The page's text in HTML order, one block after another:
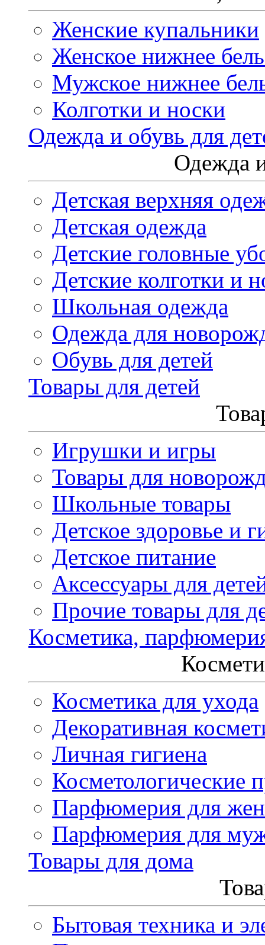
Женские купальники
Женское нижнее
Мужское нижнее
Колготки и носки
Одежда и обувь для
Одежда
Детская верхняя
Детская одежда
Детские головные
Детские колготки и
Школьная одежда
Одежда для
Обувь для детей
Товары для детей
Игрушки и игры
Товары для
Школьные товары
Детское здоровье и
Детское питание
Аксессуары для
Прочие товары для
Косметика,
Косметика для ухода
Декоративная
Личная гигиена
Косметологические
Парфюмерия для
Парфюмерия для
Товары для дома
Бытовая техника и